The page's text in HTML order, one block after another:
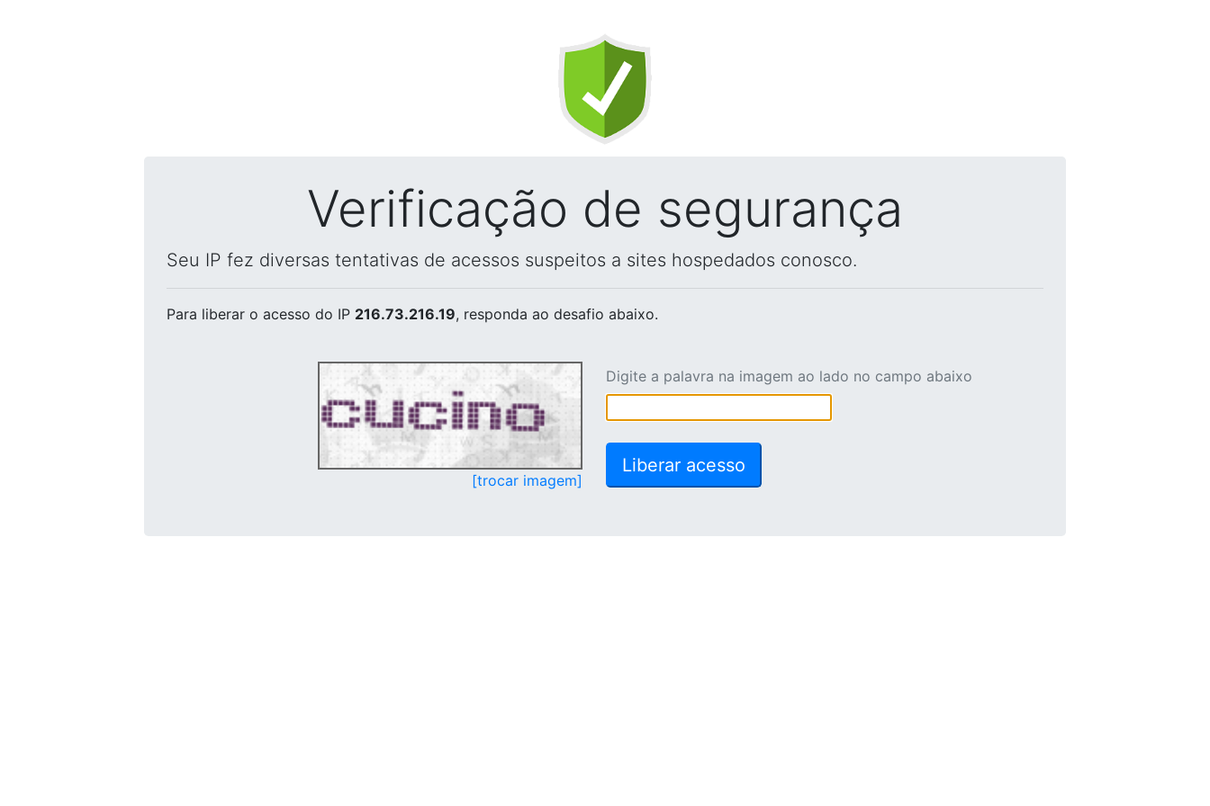
Verificação de segurança
Seu IP fez diversas tentativas de acessos suspeitos a sites hospedados conosco.
Para liberar o acesso do IP 216.73.216.19, responda ao desafio abaixo.
[trocar imagem]
Digite a palavra na imagem ao lado no campo abaixo